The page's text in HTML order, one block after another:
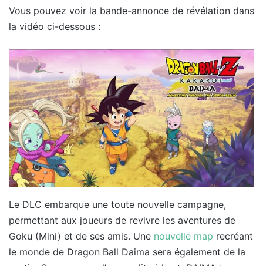
Vous pouvez voir la bande-annonce de révélation dans
la vidéo ci-dessous :
Le DLC embarque une toute nouvelle campagne,
permettant aux joueurs de revivre les aventures de
Goku (Mini) et de ses amis. Une nouvelle map recréant
le monde de Dragon Ball Daima sera également de la